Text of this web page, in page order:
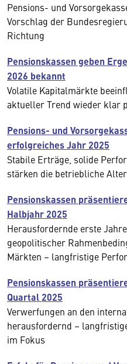
Pensions- und
Vorschlag der
Richtung
Pensionskassen geben
2026 bekannt
Volatile Kapitalmärkte
aktueller Trend wieder klar
Pensions- und
erfolgreiches Jahr 2025
Stabile Erträge, solide
stärken die betriebliche
Pensionskassen
Halbjahr 2025
Herausfordernde erste
geopolitischer
Märkten – langfristige
Pensionskassen
Quartal 2025
Verwerfungen an den
herausfordernd –
im Fokus